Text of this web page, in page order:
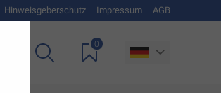
Hinweisgeberschutz Impressum AGB
0